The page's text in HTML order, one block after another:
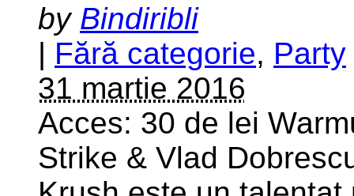
by Bindiribli
| Fără categorie, Party
31 martie 2016
Acces: 30 de lei
Strike & Vlad